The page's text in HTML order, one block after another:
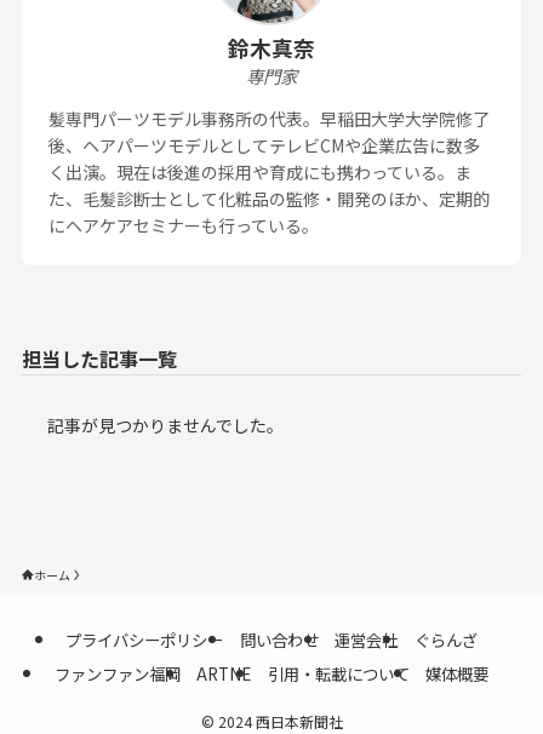
鈴木真奈
専門家
髪専門パーツモデル事務所の代表。早稲田大学大学院修了
後、ヘアパーツモデルとしてテレビCMや企業広告に数多
く出演。現在は後進の採用や育成にも携わっている。ま
た、毛髪診断士として化粧品の監修・開発のほか、定期的
にヘアケアセミナーも行っている。
記事が見つかりませんでした。
ホーム
プライバシーポリシー 問い合わせ 運営会社
ぐらんざ
ファンファン福岡
ARTNE 引用・転載について 媒体概要
© 2024 西日本新聞社